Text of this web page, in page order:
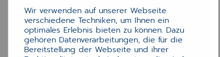
Wir verwenden auf unserer Webseite
verschiedene Techniken, um Ihnen ein
optimales Erlebnis bieten zu können. Dazu
gehören Datenverarbeitungen, die für die
Bereitstellung der Webseite und ihrer